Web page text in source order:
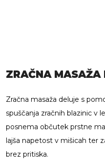
ZRAČNA MASAŽA
Zračna masaža deluje s
spuščanja zračnih blazinic v
posnema občutek prstne
lajša napetost v mišicah ter
brez pritiska.